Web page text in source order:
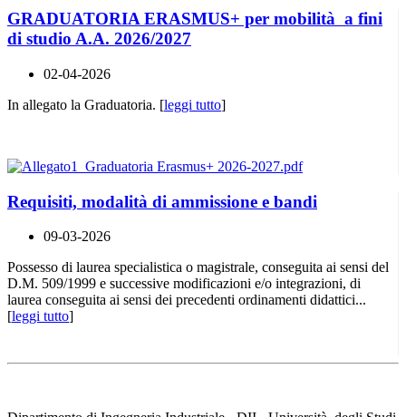
GRADUATORIA ERASMUS+ per mobilità a fini
di studio A.A. 2026/2027
02-04-2026
In allegato la Graduatoria. [leggi tutto]
Requisiti, modalità di ammissione e bandi
09-03-2026
Possesso di laurea specialistica o magistrale, conseguita ai sensi del
D.M. 509/1999 e successive modificazioni e/o integrazioni, di
laurea conseguita ai sensi dei precedenti ordinamenti didattici...
[leggi tutto]